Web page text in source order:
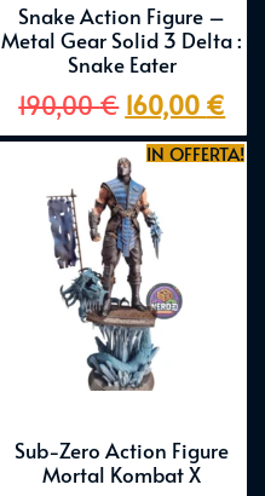
Snake Action Figure –
Metal Gear Solid 3 Delta :
Snake Eater
190,00€ 160,00 €
IN OFFERTA!
Sub-Zero Action Figure
Mortal Kombat X